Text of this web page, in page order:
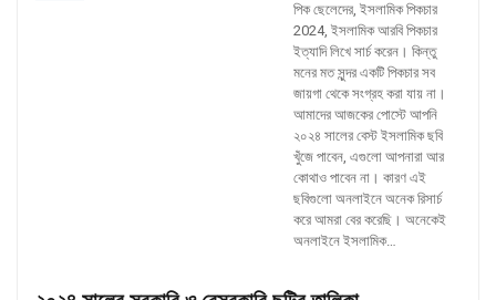
পিক ছেলেদের, ইসলামিক পিকচার
2024, ইসলামিক আরবি পিকচার
ইত্যাদি লিখে সার্চ করেন। কিন্তু
মনের মত সুন্দর একটি পিকচার সব
জায়গা থেকে সংগ্রহ করা যায় না।
আমাদের আজকের পোস্টে আপনি
২০২৪ সালের বেস্ট ইসলামিক ছবি
খুঁজে পাবেন, এগুলো আপনারা আর
কোথাও পাবেন না। কারণ এই
ছবিগুলো অনলাইনে অনেক রিসার্চ
করে আমরা বের করেছি। অনেকেই
অনলাইনে ইসলামিক…